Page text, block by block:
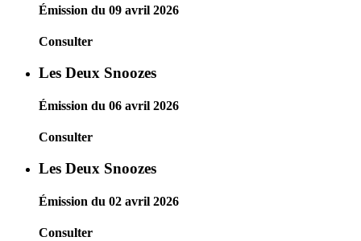
Émission du 09 avril 2026
Consulter
Les Deux Snoozes
Émission du 06 avril 2026
Consulter
Les Deux Snoozes
Émission du 02 avril 2026
Consulter